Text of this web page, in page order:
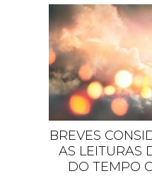
BREVES
AS LEITURAS
DO TEMPO